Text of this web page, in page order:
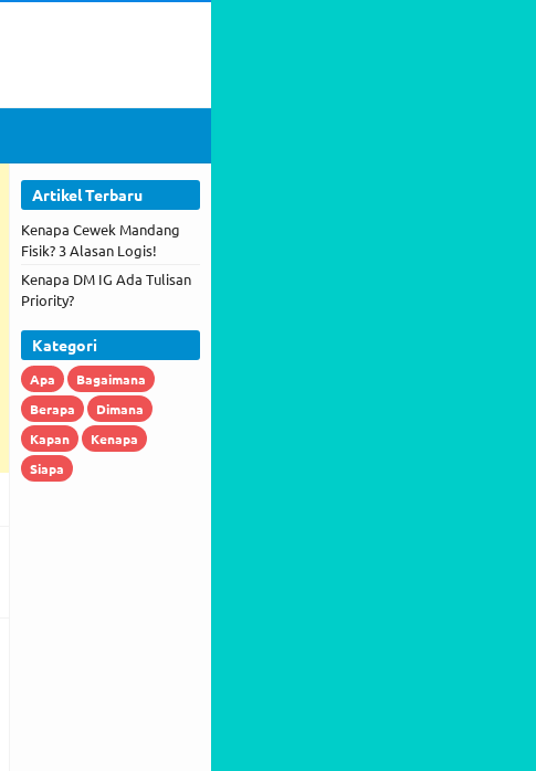
Artikel Terbaru
Kenapa Cewek Mandang
Fisik? 3 Alasan Logis!
Kenapa DM IG Ada Tulisan
Priority?
Kategori
Apa
Bagaimana
Berapa
Dimana
Kapan
Kenapa
Siapa